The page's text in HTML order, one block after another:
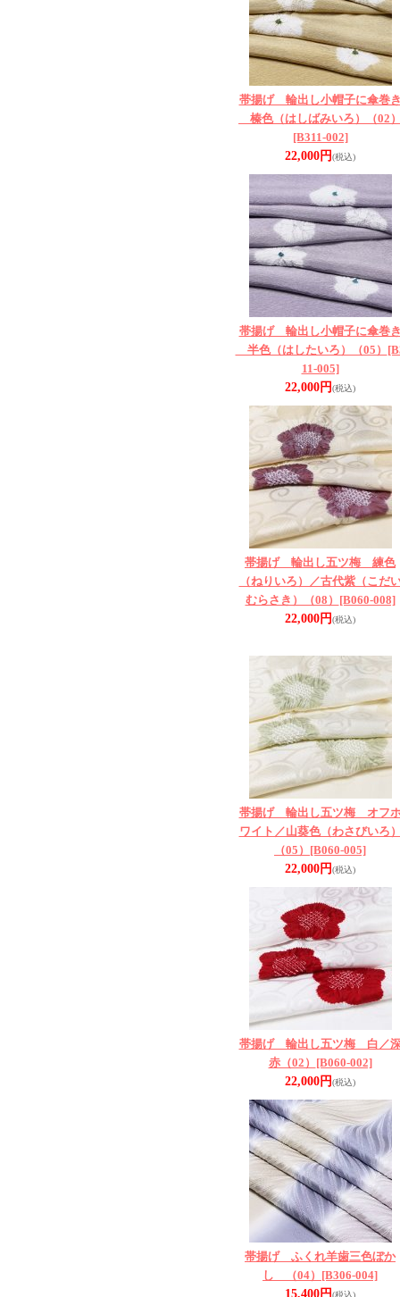
帯揚げ 輪出し小帽子に傘巻
榛色（はしばみいろ）（02
[B311-002]
22,000円(税込)
帯揚げ 輪出し小帽子に傘巻
半色（はしたいろ）（05）
11-005]
22,000円(税込)
帯揚げ 輪出し五ツ梅 練色
（ねりいろ）／古代紫（こだ
むらさき）（08） [B060-008]
22,000円(税込)
帯揚げ 輪出し五ツ梅 オフ
ワイト／山葵色（わさびいろ
（05） [B060-005]
22,000円(税込)
帯揚げ 輪出し五ツ梅 白／
赤（02） [B060-002]
22,000円(税込)
帯揚げ ふくれ羊歯三色ぼか
し （04） [B306-004]
15,400円(税込)